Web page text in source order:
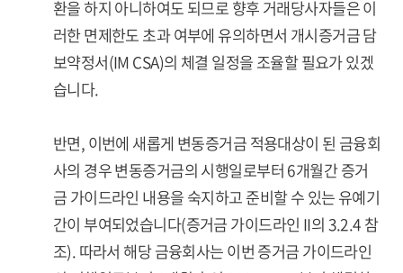
환을 하지 아니하여도 되므로 향후 거래당사자들은 이
러한 면제한도 초과 여부에 유의하면서 개시증거금 담
보약정서(IM CSA)의 체결 일정을 조율할 필요가 있겠
습니다.
반면, 이번에 새롭게 변동증거금 적용대상이 된 금융회
사의 경우 변동증거금의 시행일로부터 6개월간 증거
금 가이드라인 내용을 숙지하고 준비할 수 있는 유예기
간이 부여되었습니다(증거금 가이드라인 II의 3.2.4 참
조). 따라서 해당 금융회사는 이번 증거금 가이드라인